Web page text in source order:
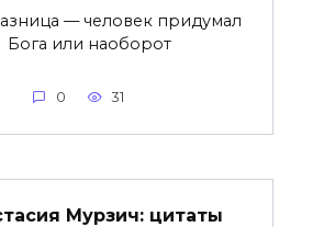
— человек придумал
Бога или наоборот
0 31
Мурзич: цитаты